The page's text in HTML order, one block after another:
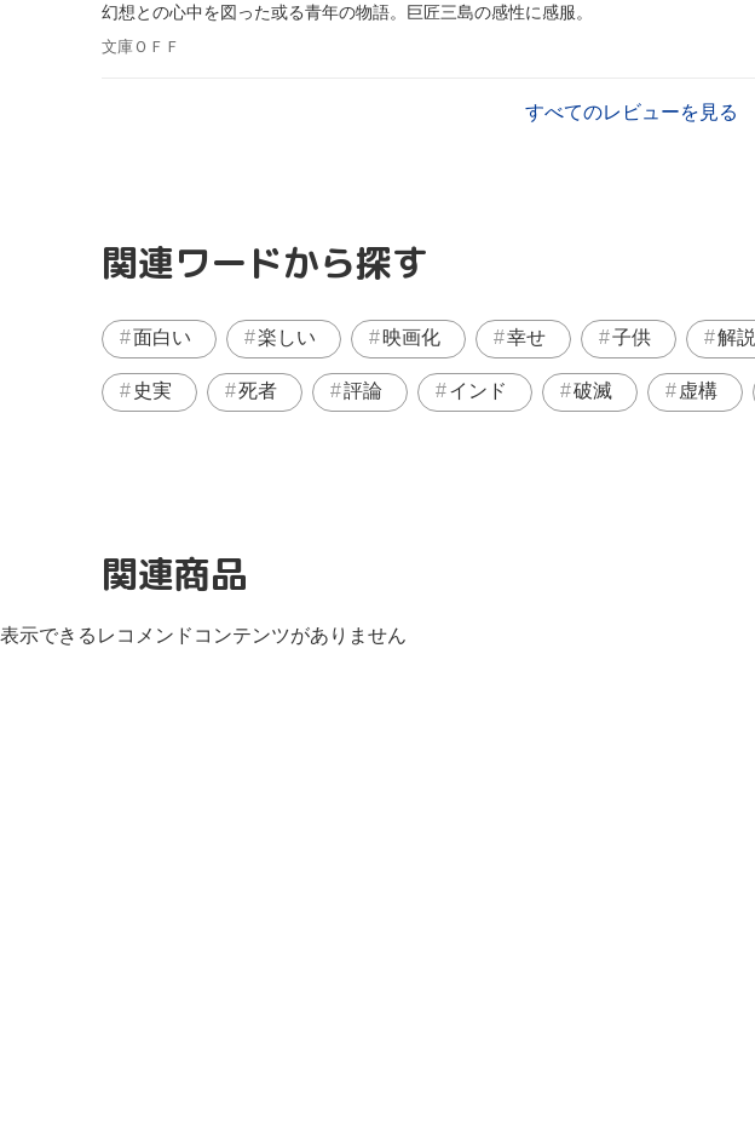
幻想との心中を図った或る青年の物語。巨匠三島の感性に感服。
文庫ＯＦＦ
すべてのレビューを見る
関連ワードから探す
面白い 楽しい 映画化 幸せ 子供 解説
史実 死者 評論 インド 破滅 虚構
関連商品
表示できるレコメンドコンテンツがありません